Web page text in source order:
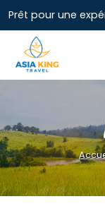
Prêt pour une